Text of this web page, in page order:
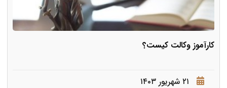
کارآموز وکالت کیست؟
۲۱ شهریور ۱۴۰۳